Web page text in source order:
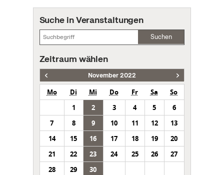
Suche in Veranstaltungen
Suchen
Zeitraum wählen
November 2022
Mo Di Mi Do Fr Sa
So
1
2 3 4 5
6
7
8 9 10 11 12
13
14
15 16 17 18 19
20
21
22 23 24 25 26
27
28
29 30